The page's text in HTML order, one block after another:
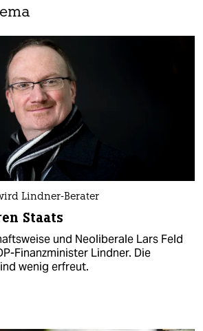
Lindner-Berater
Staats
und Neoliberale Lars Feld
Finanzminister Lindner. Die
wenig erfreut.